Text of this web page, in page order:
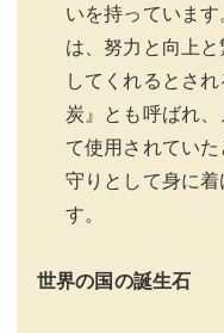
いを持っていま
は、努力と向上
してくれるとさ
炭』とも呼ばれ
て使用されてい
守りとして身に
す。
世界の国の誕生石